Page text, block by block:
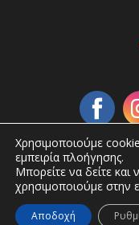
Χρησιμοποιούμε
εμπειρία πλοήγησης.
Μπορείτε να δείτε και
χρησιμοποιούμε στην
Αποδοχή